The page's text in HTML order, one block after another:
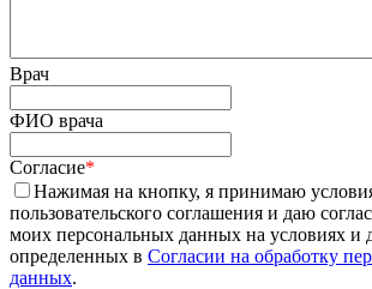
Врач
ФИО врача
Согласие*
Нажимая на кнопку, я принимаю
пользовательского соглашения и даю
моих персональных данных на условиях и
определенных в Согласии на обработку
данных.